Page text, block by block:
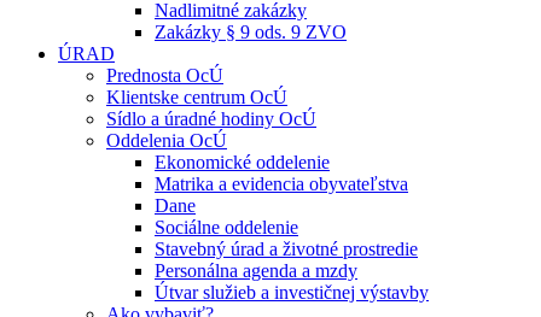
Nadlimitné zakázky
Zakázky § 9 ods. 9 ZVO
ÚRAD
Prednosta OcÚ
Klientske centrum OcÚ
Sídlo a úradné hodiny OcÚ
Oddelenia OcÚ
Ekonomické oddelenie
Matrika a evidencia obyvateľstva
Dane
Sociálne oddelenie
Stavebný úrad a životné prostredie
Personálna agenda a mzdy
Útvar služieb a investičnej výstavby